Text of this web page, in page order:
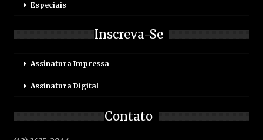
Especiais
Inscreva-Se
Assinatura Impressa
Assinatura Digital
Contato